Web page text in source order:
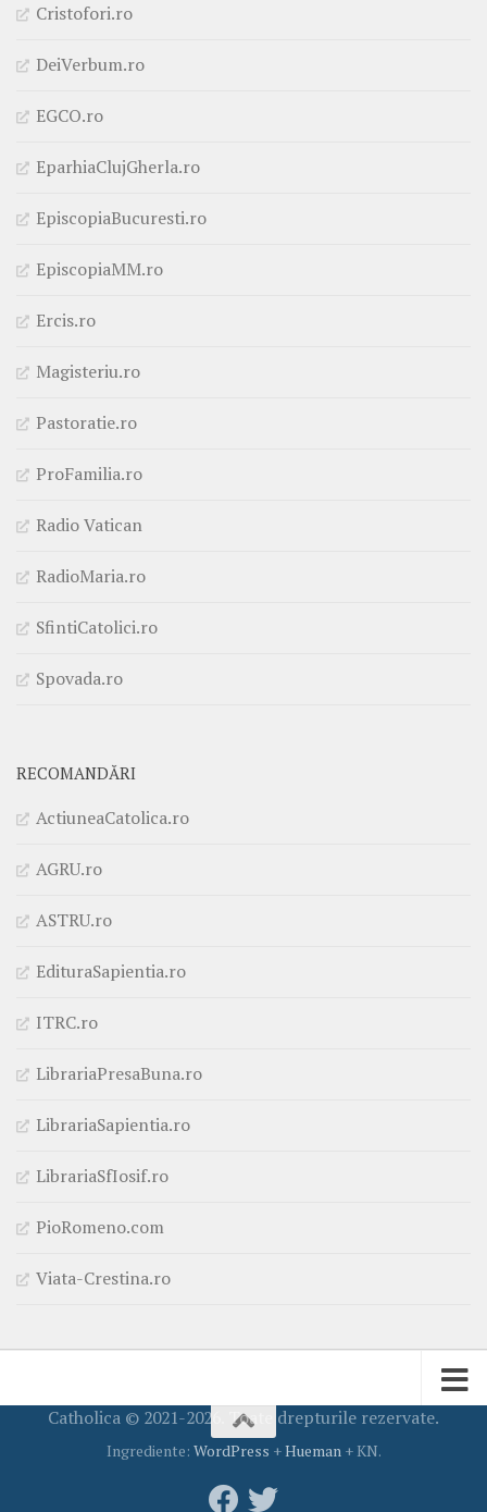
Cristofori.ro
DeiVerbum.ro
EGCO.ro
EparhiaClujGherla.ro
EpiscopiaBucuresti.ro
EpiscopiaMM.ro
Ercis.ro
Magisteriu.ro
Pastoratie.ro
ProFamilia.ro
Radio Vatican
RadioMaria.ro
SfintiCatolici.ro
Spovada.ro
RECOMANDĂRI
ActiuneaCatolica.ro
AGRU.ro
ASTRU.ro
EdituraSapientia.ro
ITRC.ro
LibrariaPresaBuna.ro
LibrariaSapientia.ro
LibrariaSfIosif.ro
PioRomeno.com
Viata-Crestina.ro
Catholica © 2021-2026. Toate drepturile rezervate.
Ingrediente: WordPress +Hueman+ KN.